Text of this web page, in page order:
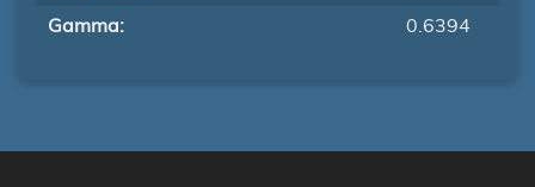
Gamma:
0.6394